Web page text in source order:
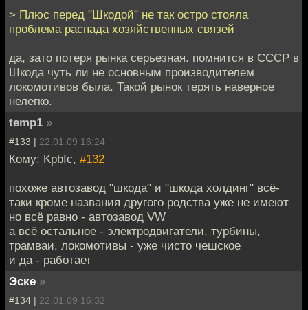
> Плюс перед "Шкодой" не так остро стояла
проблема распада хозяйственных связей
да, зато потеря рынка серьезная. помнится в СССР в
Шкода чуть ли не основным производителем
локомотивов была. Такой рынок терять наверное
нелегко.
temp1 »
#133 | 22.01.09 16:24
Кому: KpbIc, #132
похоже автозавод "шкода" и "шкода холдинг" всё-
таки кроме названия другого родства уже не имеют
но всё равно - автозавод VW
а всё остальное - электродвигатели, турбины,
трамваи, локомотивы - уже чисто чешское
и да - работает
Эске »
#134 | 22.01.09 16:32